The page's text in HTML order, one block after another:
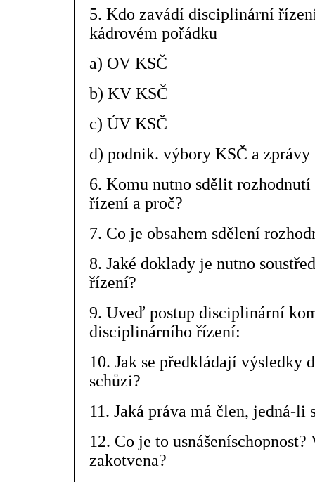
5. Kdo zavádí disciplinární
kádrovém pořádku
a) OV KSČ
b) KV KSČ
c) ÚV KSČ
d) podnik. výbory KSČ a zprávy
6. Komu nutno sdělit
řízení a proč?
7. Co je obsahem sdělení
8. Jaké doklady je nutno
řízení?
9. Uveď postup disciplinární
disciplinárního řízení:
10. Jak se předkládají výsledky
schůzi?
11. Jaká práva má člen, jedná-li
12. Co je to
zakotvena?